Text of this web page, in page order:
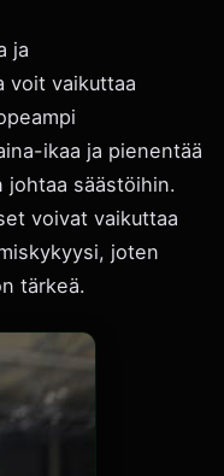
ja
voit vaikuttaa
ikaa ja pienentää
johtaa säästöihin.
voivat vaikuttaa
joten
tärkeä.